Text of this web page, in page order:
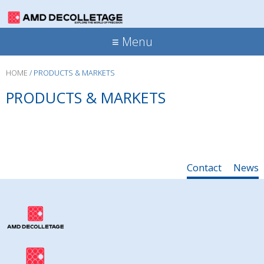
≡ Menu
HOME / PRODUCTS & MARKETS
PRODUCTS & MARKETS
Contact News